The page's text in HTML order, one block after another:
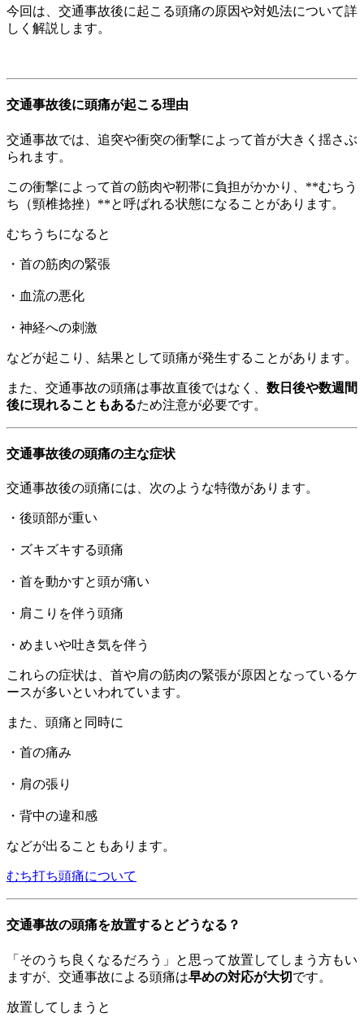
今回は、交通事故後に起こる頭痛の原因や対処法について詳
しく解説します。
交通事故後に頭痛が起こる理由
交通事故では、追突や衝突の衝撃によって首が大きく揺さぶ
られます。
この衝撃によって首の筋肉や靭帯に負担がかかり、**むちう
ち（頸椎捻挫）**と呼ばれる状態になることがあります。
むちうちになると
・首の筋肉の緊張
・血流の悪化
・神経への刺激
などが起こり、結果として頭痛が発生することがあります。
また、交通事故の頭痛は事故直後ではなく、 数日後や数週間
後に現れることもあるため注意が必要です。
交通事故後の頭痛の主な症状
交通事故後の頭痛には、次のような特徴があります。
・後頭部が重い
・ズキズキする頭痛
・首を動かすと頭が痛い
・肩こりを伴う頭痛
・めまいや吐き気を伴う
これらの症状は、首や肩の筋肉の緊張が原因となっているケ
ースが多いといわれています。
また、頭痛と同時に
・首の痛み
・肩の張り
・背中の違和感
などが出ることもあります。
むち打ち頭痛について
交通事故の頭痛を放置するとどうなる？
「そのうち良くなるだろう」と思って放置してしまう方もい
ますが、交通事故による頭痛は早めの対応が大切です。
放置してしまうと